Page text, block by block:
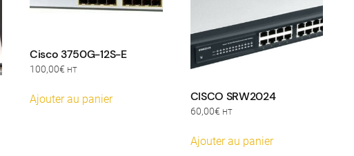
Cisco 3750G-12S-E
100,00€ HT
Ajouter au panier CISCO SRW2024
60,00€ HT
Ajouter au panier